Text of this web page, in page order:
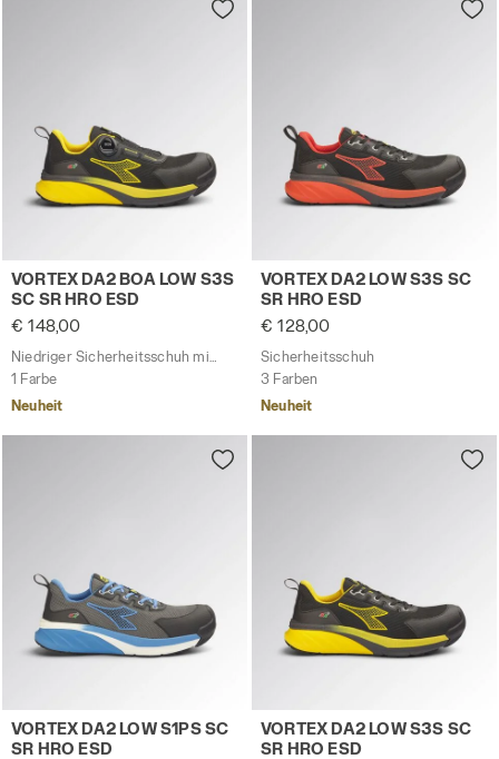
Niedriger Sicherheitsschuh mit BOA® Fit System
VORTEX DA2 BOA LOW S3S
SC SR HRO ESD
€ 148,00
1 Farbe
Neuheit
Sicherheitsschuh VORTEX
VORTEX DA2 LOW S3S SC
SR HRO ESD
€ 128,00
Sicherheitsschuh
3 Farben
Neuheit
Sicherheitsschuh VORTEX DA2 LOW S1PS SC SR HRO
VORTEX DA2 LOW S1PS SC
SR HRO ESD
Sicherheitsschuh VORTEX
VORTEX DA2 LOW S3S SC
SR HRO ESD